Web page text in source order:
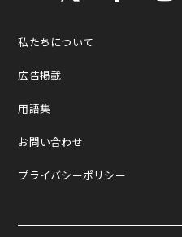
私たちについて
広告掲載
用語集
お問い合わせ
プライバシーポリシー